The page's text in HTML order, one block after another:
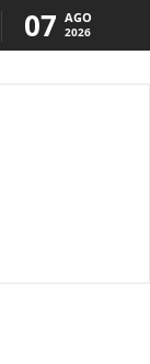
07 AGO
2026